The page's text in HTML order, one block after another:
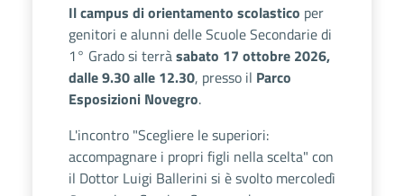
Il campus di orientamento scolastico per
genitori e alunni delle Scuole Secondarie di
1° Grado si terràsabato 17 ottobre 2026,
dalle 9.30 alle 12.30, presso il Parco
Esposizioni Novegro.
L'incontro "Scegliere le superiori:
accompagnare i propri figli nella scelta" con
il Dottor Luigi Ballerini si è svolto mercoledì